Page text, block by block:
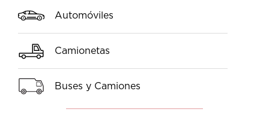
Automóviles
Camionetas
Buses y Camiones